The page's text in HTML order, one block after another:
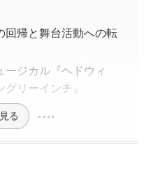
回帰と舞台活動への転
ージカル『ヘドウィ
リーインチ』
る